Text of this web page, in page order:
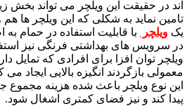
اند در حقیقت این ویلچر می تواند بخش
تامین نماید به شکلی که این ویلچر ها
یک ویلچر
با قابلیت استفاده در حمام به
در سرویس های بهداشتی فرنگی نیز
ویلچر توان افزا برای افرادی که تمایل
معمولی بازگردند انگیزه بالایی ایجاد می
این نوع ویلچر باعث شده هزینه
پیدا کند و نیز فضای کمتری اشغال شود.